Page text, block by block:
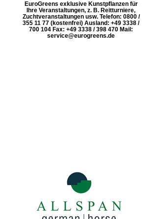
EuroGreens exklusive Kunstpflanzen für
Ihre Veranstaltungen, z. B. Reitturniere,
Zuchtveranstaltungen usw. Telefon: 0800 /
355 11 77 (kostenfrei) Ausland: +49 3338 /
700 104 Fax: +49 3338 / 398 470 Mail:
service@eurogreens.de